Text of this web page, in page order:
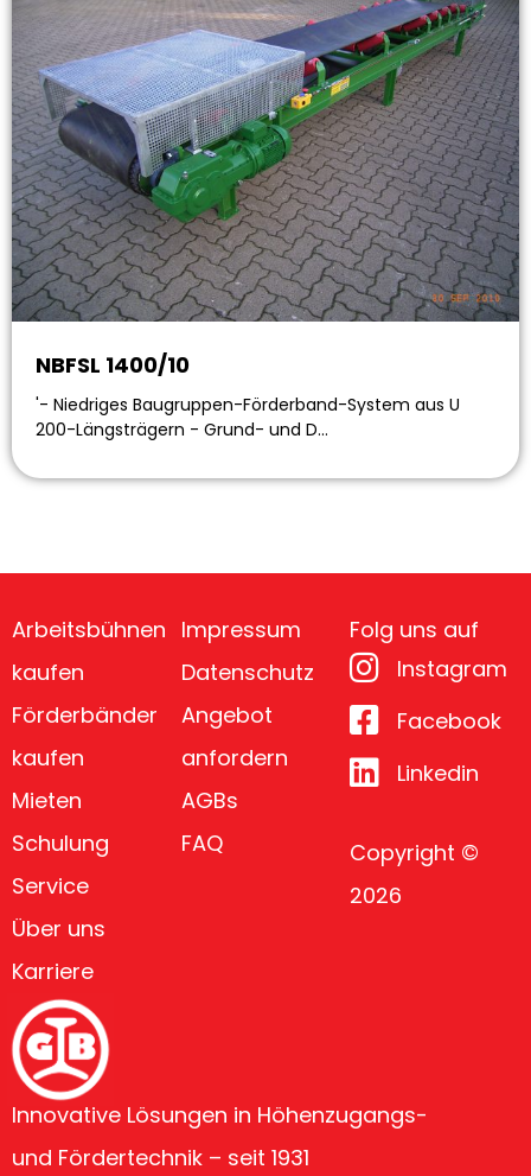
NBFSL 1400/10
'- Niedriges Baugruppen-Förderband-System aus U
200-Längsträgern - Grund- und D…
Innovative Lösungen in Höhenzugangs-
und Fördertechnik – seit 1931
Arbeitsbühnen
kaufen
Förderbänder
kaufen
Mieten
Schulung
Service
Über uns
Karriere
Impressum
Datenschutz
Angebot
anfordern
AGBs
FAQ
Folg uns auf
Instagram
Facebook
Linkedin
Copyright ©
2026